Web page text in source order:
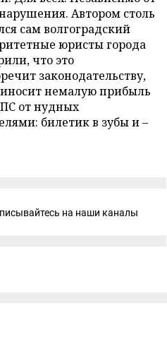
Автором столь
сам волгоградский
юристы города
что это
законодательству,
немалую прибыль
от нудных
билетик в зубы и –
на наши каналы